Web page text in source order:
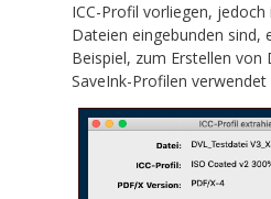
ICC-Profil vorliegen,
Dateien eingebunden sind,
Beispiel, zum Erstellen von
SaveInk-Profilen verwendet